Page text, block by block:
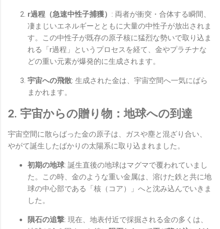
r過程（急速中性子捕獲） : 両者が衝突・合体する瞬間、
凄まじいエネルギーとともに大量の中性子が放出されま
す。この中性子が既存の原子核に猛烈な勢いで取り込ま
れる「r過程」というプロセスを経て、金やプラチナな
どの重い元素が爆発的に生成されます。
宇宙への飛散: 生成された金は、宇宙空間へ一気にばら
まかれます。
2. 宇宙からの贈り物：地球への到達
宇宙空間に散らばった金の原子は、ガスや塵と混ざり合い、
やがて誕生したばかりの太陽系に取り込まれました。
初期の地球: 誕生直後の地球はマグマで覆われていまし
た。この時、金のような重い金属は、溶けた鉄と共に地
球の中心部である「核（コア）」へと沈み込んでいきま
した。
隕石の追撃: 現在、地表付近で採掘される金の多くは、